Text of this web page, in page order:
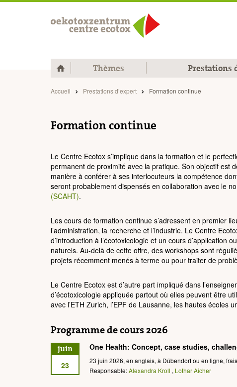
Home Thèmes Prestations
Accueil Prestations d’expert Formation continue
Formation continue
Le Centre Ecotox s’implique dans la formation et le
permanent de proximité avec la pratique. Son objectif est
manière à conférer à ses interlocuteurs la compétence
seront probablement dispensés en collaboration avec le
(SCAHT).
Les cours de formation continue s’adressent en premier
l’administration, la recherche et l’industrie. Le Centre
d’introduction à l’écotoxicologie et un cours
naturels. Au-delà de cette offre, des workshops sont
projets récemment menés à terme ou pour traiter de
Le Centre Ecotox est d’autre part impliqué dans
d’écotoxicologie appliquée partout où elles peuvent être
avec l’ETH Zurich, l’EPF de Lausanne, les hautes écoles
Programme de cours 2026
juin
23
One Health: Concept, case studies,
23 juin 2026, en anglais, à Dübendorf ou en ligne,
Responsable:Alexandra Kroll , Lothar Aicher